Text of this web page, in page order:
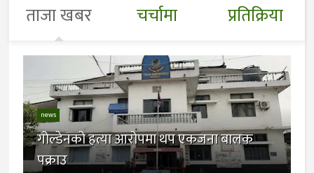
ताजा खबर चर्चामा प्रतिक्रिया
news
गोल्डेनको हत्या आरोपमा थप एकजना बालक
पक्राउ